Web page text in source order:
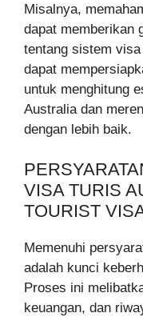
Misalnya,
dapat memberikan
tentang sistem
dapat
untuk menghitung
Australia dan
dengan lebih baik.
VISA TURIS
TOURIST
Memenuhi
adalah kunci
Proses ini
keuangan, dan